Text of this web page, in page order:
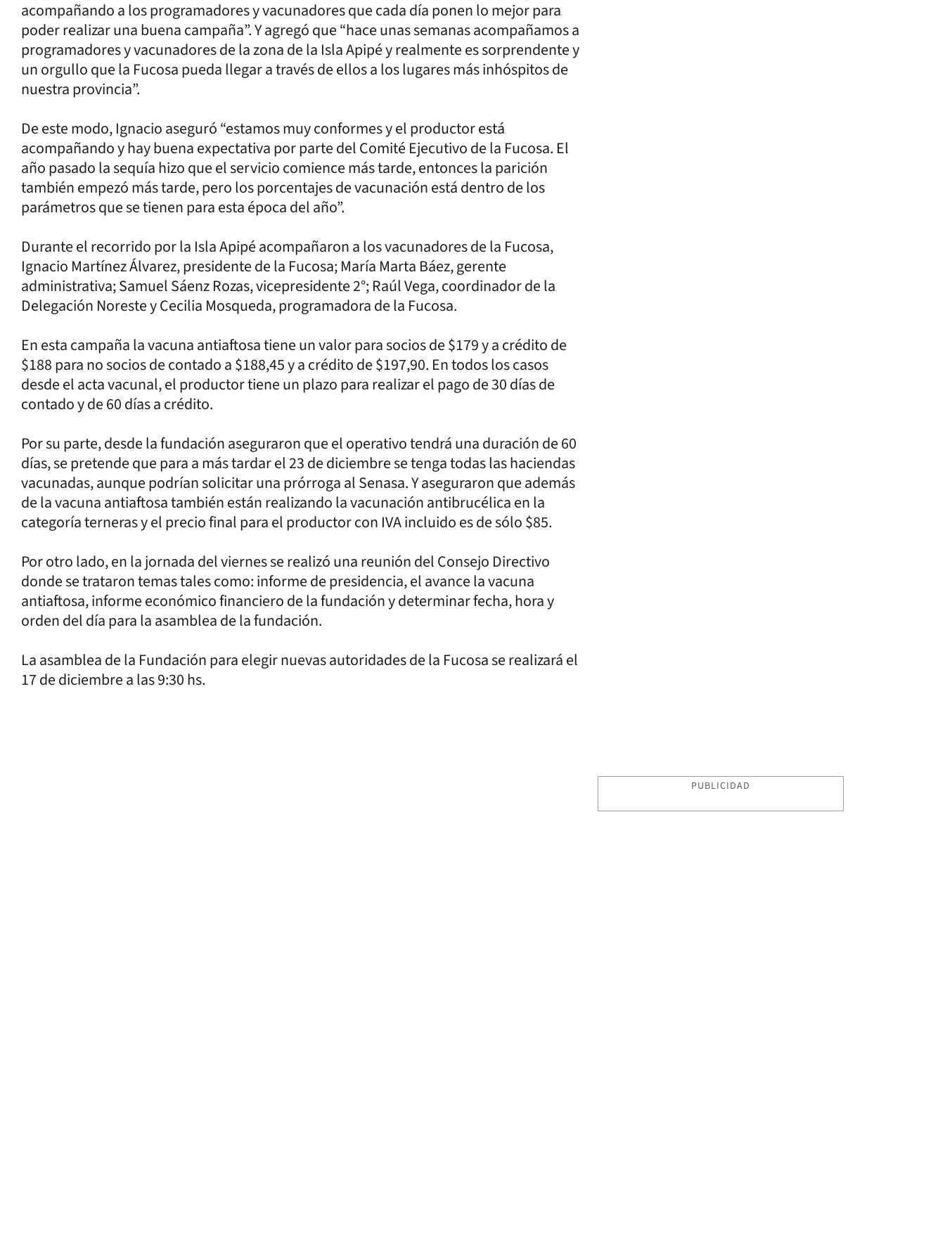
acompañando a los programadores y vacunadores que cada día ponen lo mejor para
poder realizar una buena campaña”. Y agregó que “hace unas semanas acompañamos a
programadores y vacunadores de la zona de la Isla Apipé y realmente es sorprendente y
un orgullo que la Fucosa pueda llegar a través de ellos a los lugares más inhóspitos de
nuestra provincia”.
De este modo, Ignacio aseguró “estamos muy conformes y el productor está
acompañando y hay buena expectativa por parte del Comité Ejecutivo de la Fucosa. El
año pasado la sequía hizo que el servicio comience más tarde, entonces la parición
también empezó más tarde, pero los porcentajes de vacunación está dentro de los
parámetros que se tienen para esta época del año”.
Durante el recorrido por la Isla Apipé acompañaron a los vacunadores de la Fucosa,
Ignacio Martínez Álvarez, presidente de la Fucosa; María Marta Báez, gerente
administrativa; Samuel Sáenz Rozas, vicepresidente 2°; Raúl Vega, coordinador de la
Delegación Noreste y Cecilia Mosqueda, programadora de la Fucosa.
En esta campaña la vacuna antiaftosa tiene un valor para socios de $179 y a crédito de
$188 para no socios de contado a $188,45 y a crédito de $197,90. En todos los casos
desde el acta vacunal, el productor tiene un plazo para realizar el pago de 30 días de
contado y de 60 días a crédito.
Por su parte, desde la fundación aseguraron que el operativo tendrá una duración de 60
días, se pretende que para a más tardar el 23 de diciembre se tenga todas las haciendas
vacunadas, aunque podrían solicitar una prórroga al Senasa. Y aseguraron que además
de la vacuna antiaftosa también están realizando la vacunación antibrucélica en la
categoría terneras y el precio final para el productor con IVA incluido es de sólo $85.
Por otro lado, en la jornada del viernes se realizó una reunión del Consejo Directivo
donde se trataron temas tales como: informe de presidencia, el avance la vacuna
antiaftosa, informe económico financiero de la fundación y determinar fecha, hora y
orden del día para la asamblea de la fundación.
La asamblea de la Fundación para elegir nuevas autoridades de la Fucosa se realizará el
17 de diciembre a las 9:30 hs.
PUBLICIDAD